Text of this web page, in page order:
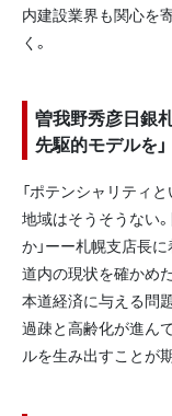
内建設業界も関心を
く。
曽我野秀彦日銀
先駆的モデルを」
「ポテンシャリティ
地域はそうそうない
か」ーー札幌支店長
道内の現状を確かめ
本道経済に与える問
過疎と高齢化が進ん
ルを生み出すことが